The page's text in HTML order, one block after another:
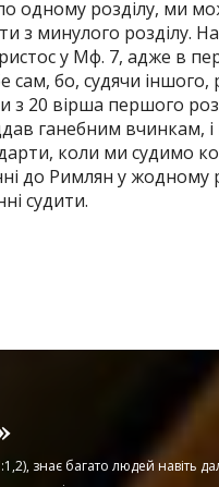
одному розділу, ми
з минулого розділу.
у Мф. 7, адже в
сам, бо, судячи іншого,
20 вірша першого
ганебним вчинкам, і
коли ми судимо
до Римлян у жодному
судити.
знає багато людей навіть